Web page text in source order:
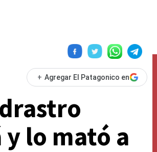
+ Agregar El Patagonico en
lo mató a